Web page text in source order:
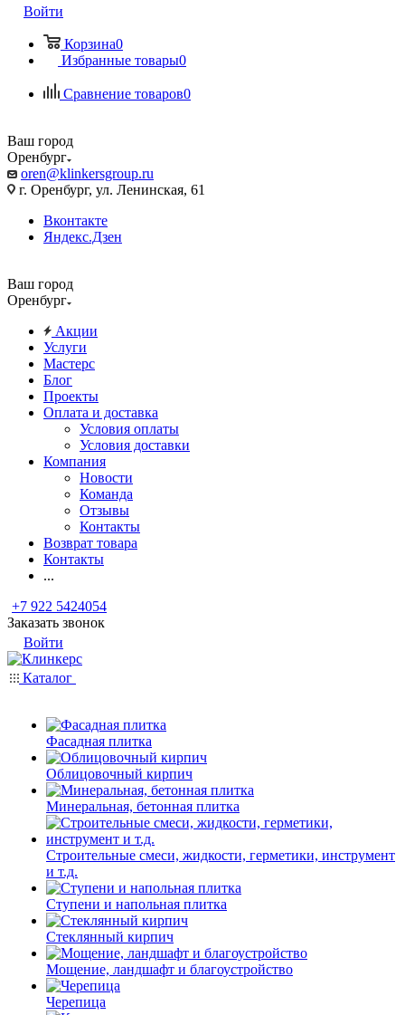
Войти
Корзина0
Избранные товары0
Сравнение товаров0
Ваш город
Оренбург
oren@klinkersgroup.ru
г. Оренбург, ул. Ленинская, 61
Вконтакте
Яндекс.Дзен
Ваш город
Оренбург
Акции
Услуги
Мастерс
Блог
Проекты
Оплата и доставка
Условия оплаты
Условия доставки
Компания
Новости
Команда
Отзывы
Контакты
Возврат товара
Контакты
...
+7 922 5424054
Заказать звонок
Войти
Каталог
Фасадная плитка
Облицовочный кирпич
Минеральная, бетонная плитка
Строительные смеси, жидкости, герметики, инструмент
и т.д.
Ступени и напольная плитка
Cтеклянный кирпич
Мощение, ландшафт и благоустройство
Черепица